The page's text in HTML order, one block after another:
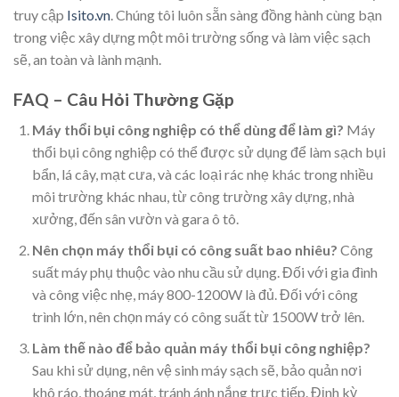
truy cập Isito.vn. Chúng tôi luôn sẵn sàng đồng hành cùng bạn
trong việc xây dựng một môi trường sống và làm việc sạch
sẽ, an toàn và lành mạnh.
FAQ – Câu Hỏi Thường Gặp
Máy thổi bụi công nghiệp có thể dùng để làm gì? Máy
thổi bụi công nghiệp có thể được sử dụng để làm sạch bụi
bẩn, lá cây, mạt cưa, và các loại rác nhẹ khác trong nhiều
môi trường khác nhau, từ công trường xây dựng, nhà
xưởng, đến sân vườn và gara ô tô.
Nên chọn máy thổi bụi có công suất bao nhiêu? Công
suất máy phụ thuộc vào nhu cầu sử dụng. Đối với gia đình
và công việc nhẹ, máy 800-1200W là đủ. Đối với công
trình lớn, nên chọn máy có công suất từ 1500W trở lên.
Làm thế nào để bảo quản máy thổi bụi công nghiệp?
Sau khi sử dụng, nên vệ sinh máy sạch sẽ, bảo quản nơi
khô ráo, thoáng mát, tránh ánh nắng trực tiếp. Định kỳ